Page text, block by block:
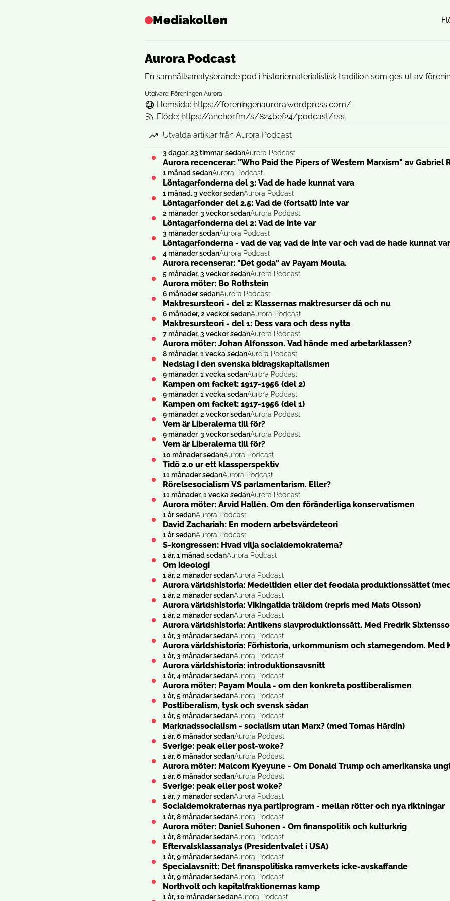
Mediakollen
Aurora Podcast
En samhällsanalyserande pod i historiematerialistisk tradition som ges ut av
Utgivare: Föreningen Aurora
Hemsida: https://foreningenaurora.wordpress.com/
Flöde: https://anchor.fm/s/824bef24/podcast/rss
Utvalda artiklar från Aurora Podcast
3 dagar, 23 timmar sedanAurora Podcast
Aurora recencerar: "Who Paid the Pipers of Western Marxism" av Gabriel
1 månad sedanAurora Podcast
Löntagarfonderna del 3: Vad de hade kunnat vara
1 månad, 3 veckor sedanAurora Podcast
Löntagarfonder del 2.5: Vad de (fortsatt) inte var
2 månader, 3 veckor sedanAurora Podcast
Löntagarfonderna del 2: Vad de inte var
3 månader sedanAurora Podcast
Löntagarfonderna - vad de var, vad de inte var och vad de hade kunnat
4 månader sedanAurora Podcast
Aurora recenserar: "Det goda" av Payam Moula.
5 månader, 3 veckor sedanAurora Podcast
Aurora möter: Bo Rothstein
6 månader sedanAurora Podcast
Maktresursteori - del 2: Klassernas maktresurser då och nu
6 månader, 2 veckor sedanAurora Podcast
Maktresursteori - del 1: Dess vara och dess nytta
7 månader, 3 veckor sedanAurora Podcast
Aurora möter: Johan Alfonsson. Vad hände med arbetarklassen?
8 månader, 1 vecka sedanAurora Podcast
Nedslag i den svenska bidragskapitalismen
9 månader, 1 vecka sedanAurora Podcast
Kampen om facket: 1917-1956 (del 2)
9 månader, 1 vecka sedanAurora Podcast
Kampen om facket: 1917-1956 (del 1)
9 månader, 2 veckor sedanAurora Podcast
Vem är Liberalerna till för?
9 månader, 3 veckor sedanAurora Podcast
Vem är Liberalerna till för?
10 månader sedanAurora Podcast
Tidö 2.0 ur ett klassperspektiv
11 månader sedanAurora Podcast
Rörelsesocialism VS parlamentarism. Eller?
11 månader, 1 vecka sedanAurora Podcast
Aurora möter: Arvid Hallén. Om den föränderliga konservatismen
1 år sedanAurora Podcast
David Zachariah: En modern arbetsvärdeteori
1 år sedanAurora Podcast
S-kongressen: Hvad vilja socialdemokraterna?
1 år, 1 månad sedanAurora Podcast
Om ideologi
1 år, 2 månader sedanAurora Podcast
Aurora världshistoria: Medeltiden eller det feodala produktionssättet
1 år, 2 månader sedanAurora Podcast
Aurora världshistoria: Vikingatida träldom (repris med Mats Olsson)
1 år, 2 månader sedanAurora Podcast
Aurora världshistoria: Antikens slavproduktionssätt. Med Fredrik
1 år, 3 månader sedanAurora Podcast
Aurora världshistoria: Förhistoria, urkommunism och stamegendom. Med
1 år, 3 månader sedanAurora Podcast
Aurora världshistoria: introduktionsavsnitt
1 år, 4 månader sedanAurora Podcast
Aurora möter: Payam Moula - om den konkreta postliberalismen
1 år, 5 månader sedanAurora Podcast
Postliberalism, tysk och svensk sådan
1 år, 5 månader sedanAurora Podcast
Marknadssocialism - socialism utan Marx? (med Tomas Härdin)
1 år, 6 månader sedanAurora Podcast
Sverige: peak eller post-woke?
1 år, 6 månader sedanAurora Podcast
Aurora möter: Malcom Kyeyune - Om Donald Trump och amerikanska
1 år, 6 månader sedanAurora Podcast
Sverige: peak eller post woke?
1 år, 7 månader sedanAurora Podcast
Socialdemokraternas nya partiprogram - mellan rötter och nya riktningar
1 år, 8 månader sedanAurora Podcast
Aurora möter: Daniel Suhonen - Om finanspolitik och kulturkrig
1 år, 8 månader sedanAurora Podcast
Eftervalsklassanalys (Presidentvalet i USA)
1 år, 9 månader sedanAurora Podcast
Specialavsnitt: Det finanspolitiska ramverkets icke-avskaffande
1 år, 9 månader sedanAurora Podcast
Northvolt och kapitalfraktionernas kamp
1 år, 10 månader sedanAurora Podcast